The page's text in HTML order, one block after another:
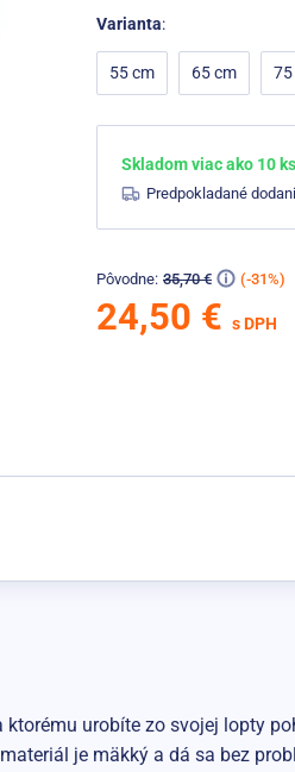
Varianta:
55 cm 65 cm
Skladom viac ako 10 ks
Predpokladané
Pôvodne: 35,70 € (-31%)
24,50 € s DPH
urobíte zo svojej lopty
je mäkký a dá sa bez